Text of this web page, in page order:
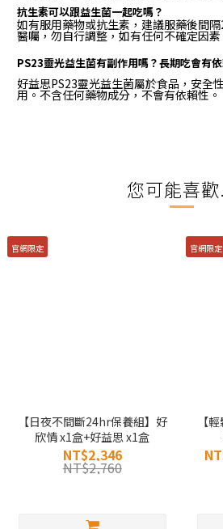
抗生素可以跟益生菌一起吃嗎？
如有服用藥物或抗生素，建議服藥後間
醫囑，勿自行調整，如有任何不確定因
PS23靈光益生菌有副作用嗎？長期吃會有
好益思PS23靈光益生菌屬於食品，安全
用。不含任何藥物成分，不會有依賴性。
您可能喜
官網限定
【日夜不間斷24hr保養組】好
欣情 x1盒+好益思 x1盒
NT$2,346
NT$2,760
官網限定
【